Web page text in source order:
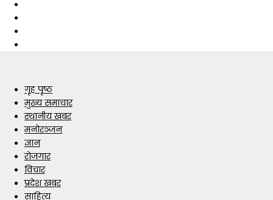
गृह पृष्ठ
मुख्य समाचार
स्थानीय खबर
मनोरञ्जन
ज्ञान
रोजगार
विचार
प्रदेश खबर
साहित्य